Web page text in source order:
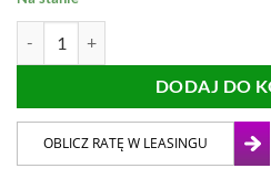
DODAJ DO